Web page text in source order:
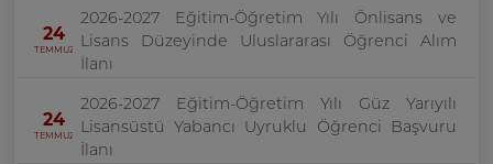
24
TEMMUZ
2026-2027 Eğitim-Öğretim Yılı Önlisans ve
Lisans Düzeyinde Uluslararası Öğrenci Alım
İlanı
24
TEMMUZ
2026-2027 Eğitim-Öğretim Yılı Güz Yarıyılı
Lisansüstü Yabancı Uyruklu Öğrenci Başvuru
İlanı